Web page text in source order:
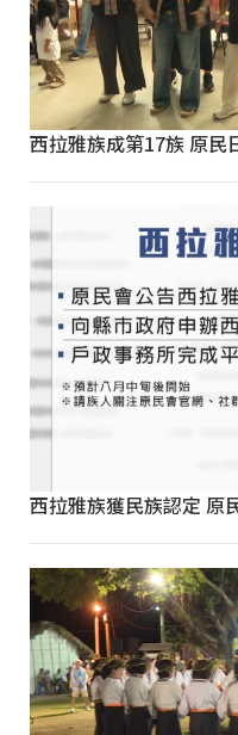
西拉雅族成第17族 原民
西拉雅族獲民族認定 原